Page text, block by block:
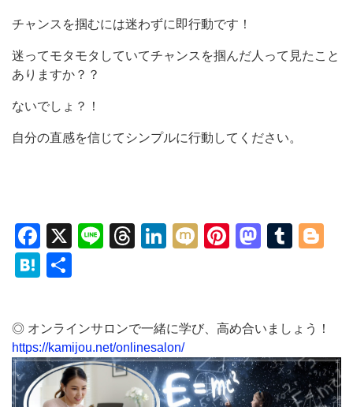
チャンスを掴むには迷わずに即行動です！
迷ってモタモタしていてチャンスを掴んだ人って見たこと
ありますか？？
ないでしょ？！
自分の直感を信じてシンプルに行動してください。
Facebook
X LineThreads
LinkedIn
MixiPinterest
Hatena
◎ オンラインサロンで一緒に学び、高め合いましょう！
https://kamijou.net/onlinesalon/